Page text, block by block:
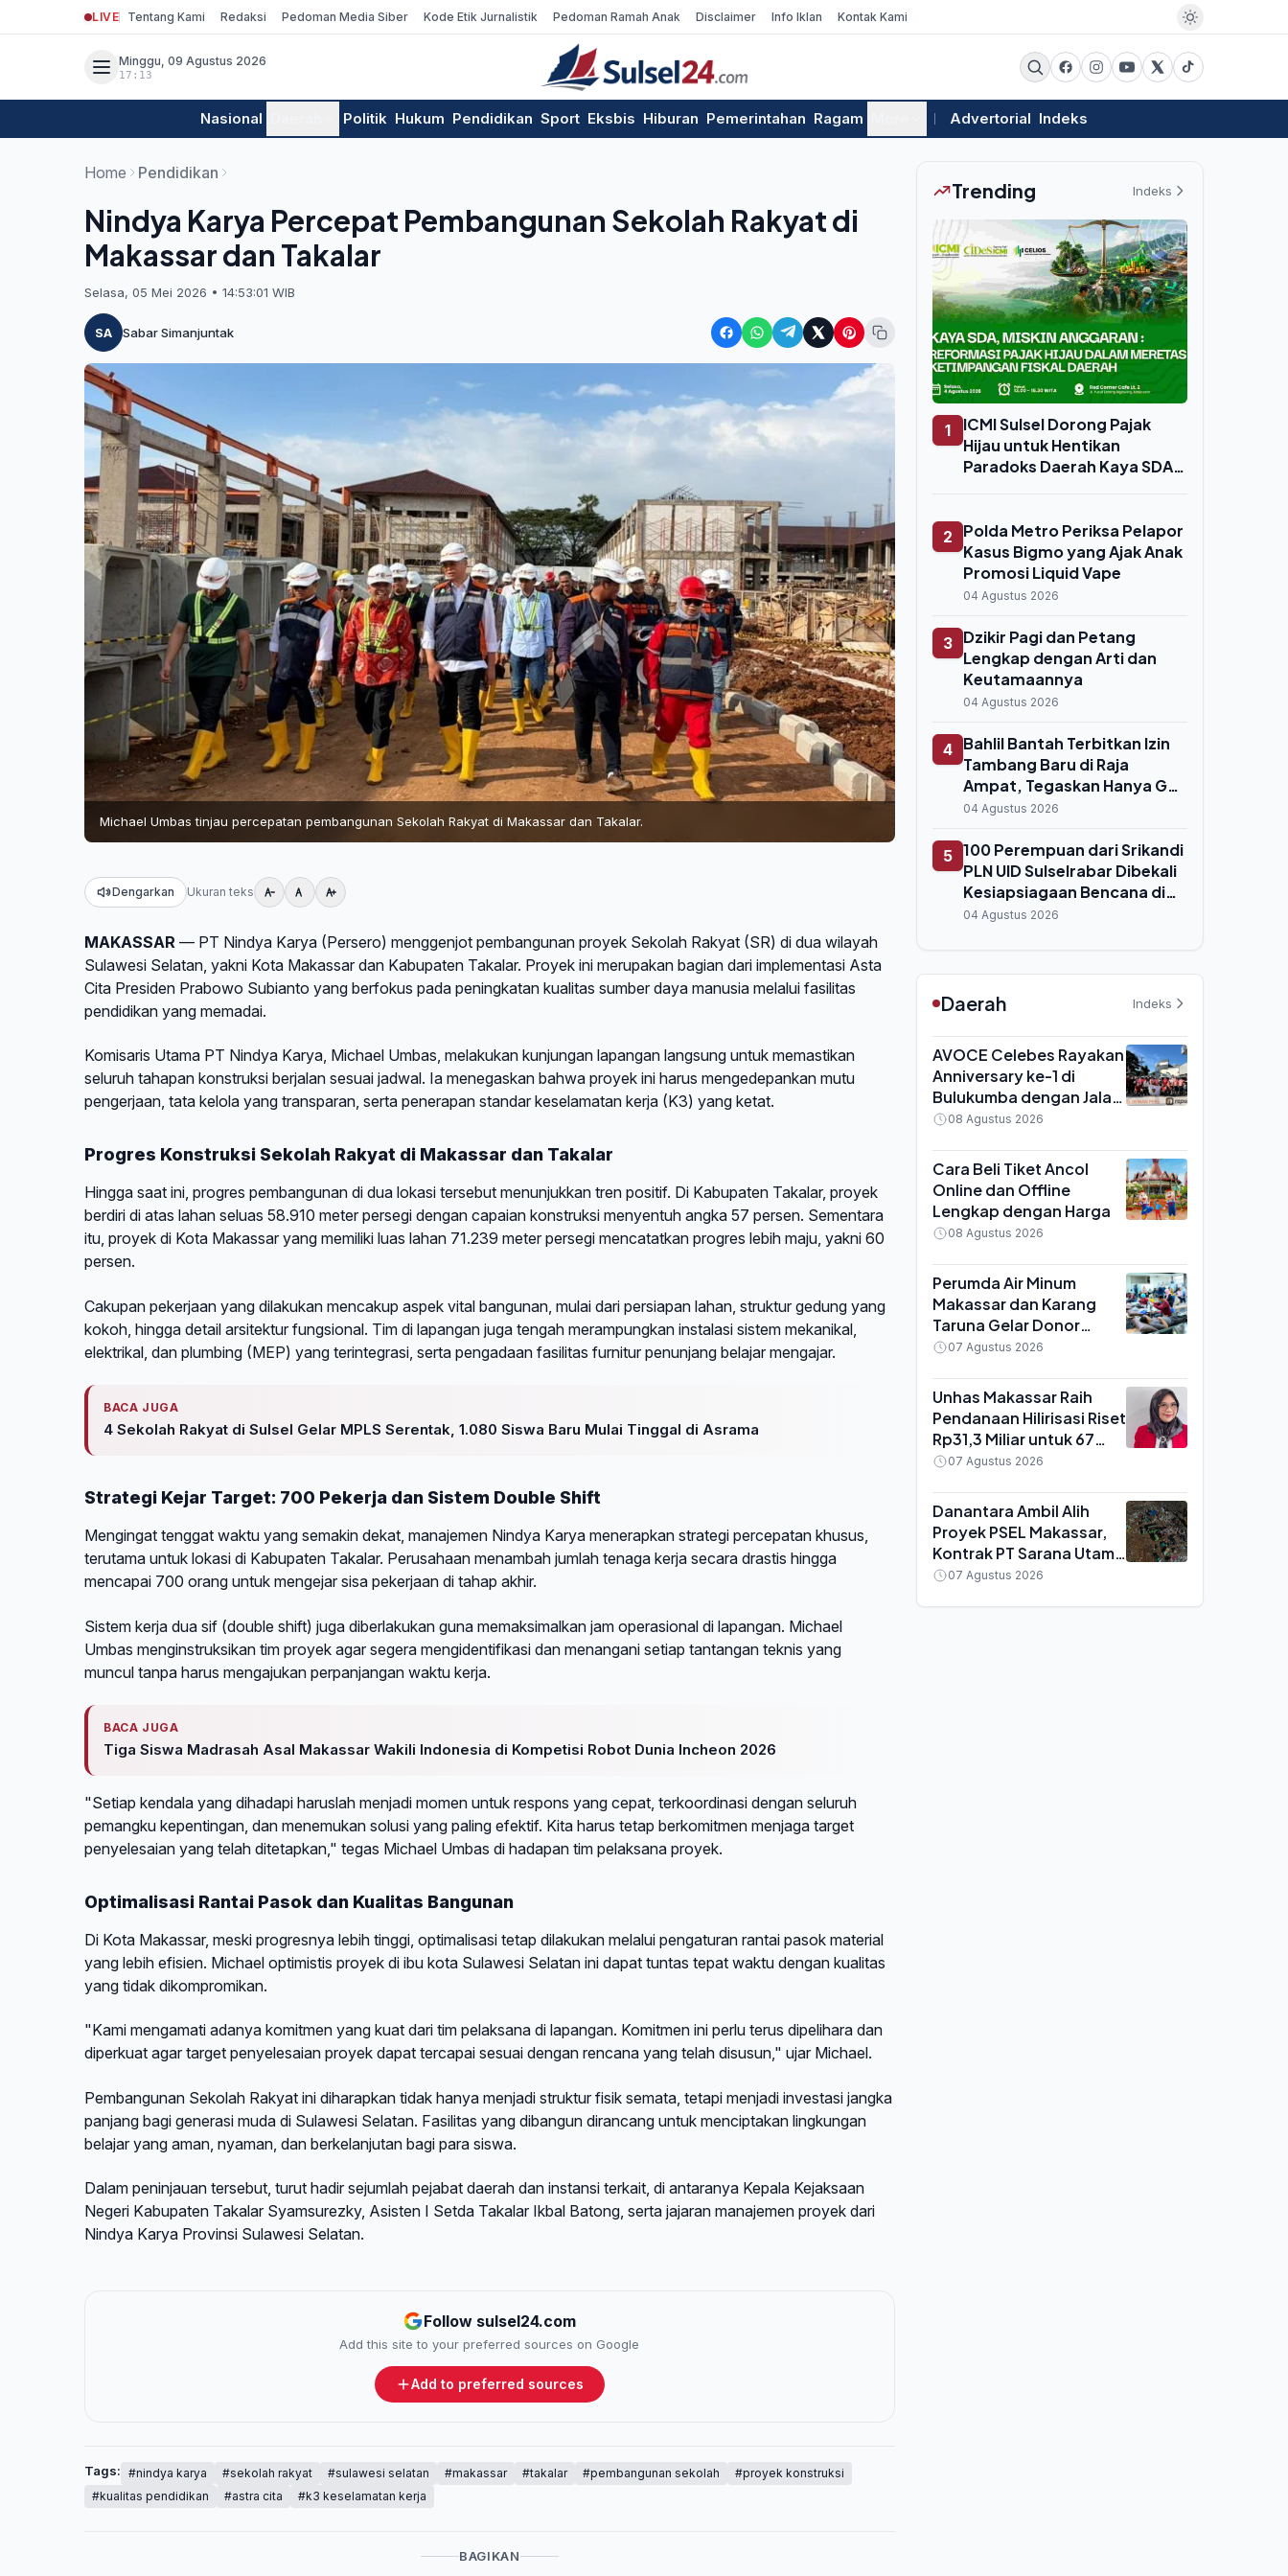
LIVE Tentang Kami Redaksi Pedoman Media Siber Kode Etik Jurnalistik Pedoman Ramah Anak Disclaimer Info Iklan Kontak Kami
Minggu, 09 Agustus 2026
17:13
Nasional Politik Hukum Pendidikan Sport Eksbis Hiburan Pemerintahan Ragam Advertorial Indeks
Home Pendidikan
Nindya Karya Percepat Pembangunan Sekolah Rakyat di
Makassar dan Takalar
Selasa, 05 Mei 2026 • 14:53:01 WIB
SA Sabar Simanjuntak
Michael Umbas tinjau percepatan pembangunan Sekolah Rakyat di Makassar dan Takalar.
Dengarkan Ukuran teks
MAKASSAR — PT Nindya Karya (Persero) menggenjot pembangunan proyek Sekolah Rakyat (SR) di dua wilayah
Sulawesi Selatan, yakni Kota Makassar dan Kabupaten Takalar. Proyek ini merupakan bagian dari implementasi Asta
Cita Presiden Prabowo Subianto yang berfokus pada peningkatan kualitas sumber daya manusia melalui fasilitas
pendidikan yang memadai.
Komisaris Utama PT Nindya Karya, Michael Umbas, melakukan kunjungan lapangan langsung untuk memastikan
seluruh tahapan konstruksi berjalan sesuai jadwal. Ia menegaskan bahwa proyek ini harus mengedepankan mutu
pengerjaan, tata kelola yang transparan, serta penerapan standar keselamatan kerja (K3) yang ketat.
Progres Konstruksi Sekolah Rakyat di Makassar dan Takalar
Hingga saat ini, progres pembangunan di dua lokasi tersebut menunjukkan tren positif. Di Kabupaten Takalar, proyek
berdiri di atas lahan seluas 58.910 meter persegi dengan capaian konstruksi menyentuh angka 57 persen. Sementara
itu, proyek di Kota Makassar yang memiliki luas lahan 71.239 meter persegi mencatatkan progres lebih maju, yakni 60
persen.
Cakupan pekerjaan yang dilakukan mencakup aspek vital bangunan, mulai dari persiapan lahan, struktur gedung yang
kokoh, hingga detail arsitektur fungsional. Tim di lapangan juga tengah merampungkan instalasi sistem mekanikal,
elektrikal, dan plumbing (MEP) yang terintegrasi, serta pengadaan fasilitas furnitur penunjang belajar mengajar.
BACA JUGA
4 Sekolah Rakyat di Sulsel Gelar MPLS Serentak, 1.080 Siswa Baru Mulai Tinggal di Asrama
Strategi Kejar Target: 700 Pekerja dan Sistem Double Shift
Mengingat tenggat waktu yang semakin dekat, manajemen Nindya Karya menerapkan strategi percepatan khusus,
terutama untuk lokasi di Kabupaten Takalar. Perusahaan menambah jumlah tenaga kerja secara drastis hingga
mencapai 700 orang untuk mengejar sisa pekerjaan di tahap akhir.
Sistem kerja dua sif (double shift) juga diberlakukan guna memaksimalkan jam operasional di lapangan. Michael
Umbas menginstruksikan tim proyek agar segera mengidentifikasi dan menangani setiap tantangan teknis yang
muncul tanpa harus mengajukan perpanjangan waktu kerja.
BACA JUGA
Tiga Siswa Madrasah Asal Makassar Wakili Indonesia di Kompetisi Robot Dunia Incheon 2026
"Setiap kendala yang dihadapi haruslah menjadi momen untuk respons yang cepat, terkoordinasi dengan seluruh
pemangku kepentingan, dan menemukan solusi yang paling efektif. Kita harus tetap berkomitmen menjaga target
penyelesaian yang telah ditetapkan," tegas Michael Umbas di hadapan tim pelaksana proyek.
Optimalisasi Rantai Pasok dan Kualitas Bangunan
Di Kota Makassar, meski progresnya lebih tinggi, optimalisasi tetap dilakukan melalui pengaturan rantai pasok material
yang lebih efisien. Michael optimistis proyek di ibu kota Sulawesi Selatan ini dapat tuntas tepat waktu dengan kualitas
yang tidak dikompromikan.
"Kami mengamati adanya komitmen yang kuat dari tim pelaksana di lapangan. Komitmen ini perlu terus dipelihara dan
diperkuat agar target penyelesaian proyek dapat tercapai sesuai dengan rencana yang telah disusun," ujar Michael.
Pembangunan Sekolah Rakyat ini diharapkan tidak hanya menjadi struktur fisik semata, tetapi menjadi investasi jangka
panjang bagi generasi muda di Sulawesi Selatan. Fasilitas yang dibangun dirancang untuk menciptakan lingkungan
belajar yang aman, nyaman, dan berkelanjutan bagi para siswa.
Dalam peninjauan tersebut, turut hadir sejumlah pejabat daerah dan instansi terkait, di antaranya Kepala Kejaksaan
Negeri Kabupaten Takalar Syamsurezky, Asisten I Setda Takalar Ikbal Batong, serta jajaran manajemen proyek dari
Nindya Karya Provinsi Sulawesi Selatan.
Follow sulsel24.com
Add this site to your preferred sources on Google
Add to preferred sources
Tags: #nindya karya #sekolah rakyat #sulawesi selatan #makassar #takalar #pembangunan sekolah
#proyek konstruksi
#kualitas pendidikan
#astra cita #k3 keselamatan kerja
BAGIKAN
Trending Indeks
1
ICMI Sulsel Dorong Pajak
Hijau untuk Hentikan
Paradoks Daerah Kaya SDA,
2
Polda Metro Periksa Pelapor
Kasus Bigmo yang Ajak Anak
Promosi Liquid Vape
04 Agustus 2026
3 Dzikir Pagi dan Petang
Lengkap dengan Arti dan
Keutamaannya
04 Agustus 2026
4 Bahlil Bantah Terbitkan Izin
Tambang Baru di Raja
Ampat, Tegaskan Hanya Gag
Nickel yang Beroperasi
04 Agustus 2026
5 100 Perempuan dari Srikandi
PLN UID Sulselrabar Dibekali
Kesiapsiagaan Bencana di
Makassar
04 Agustus 2026
Daerah Indeks
AVOCE Celebes Rayakan
Anniversary ke-1 di
Bulukumba dengan Jalan
Santai dan Bakti Sosial,
hingga Joo Wang
08 Agustus 2026
Cara Beli Tiket Ancol
Online dan Offline
Lengkap dengan Harga
08 Agustus 2026
Perumda Air Minum
Makassar dan Karang
Taruna Gelar Donor
Darah, 37 Kantong Darah
Rumah Sakit
07 Agustus 2026
Unhas Makassar Raih
Pendanaan Hilirisasi Riset
Rp31,3 Miliar untuk 67
Inovasi dari 12 Fakultas
07 Agustus 2026
Danantara Ambil Alih
Proyek PSEL Makassar,
Kontrak PT Sarana Utama
Synergi Bakal Dihentikan
07 Agustus 2026